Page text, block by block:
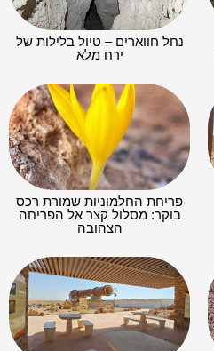
נחל חווארים – טיול בלילות של
ירח מלא
פריחת החלמוניות שמורת רכס
בוקר: מסלול קצר אל הפריחה
הצהובה